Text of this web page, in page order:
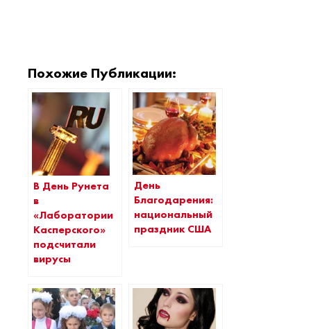
Похожие Публикации:
В День Рунета
в
«Лаборатории
Касперского»
подсчитали
вирусы
День
Благодарения:
национальный
праздник США